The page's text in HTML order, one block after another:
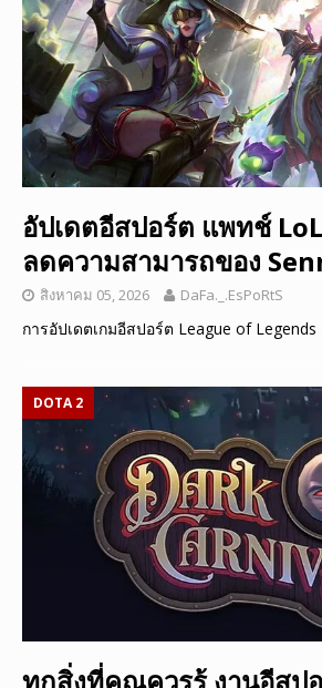
อัปเดตอีสปอร์ต แพทช์
ลดความสามารถของ
สิงหาคม 05, 2026 DaFa._.EsPoRtS
การอัปเดตเกมอีสปอร์ต League of
DOTA 2